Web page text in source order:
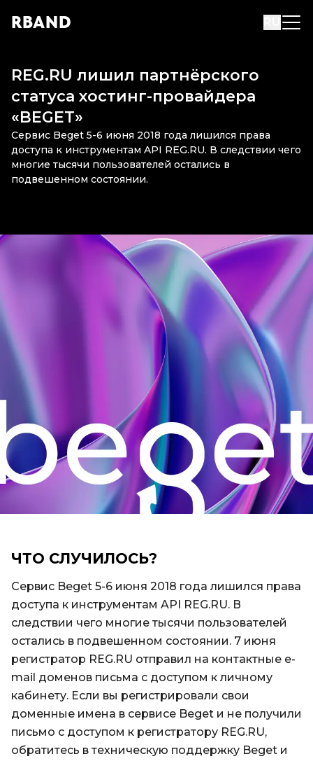
RBAND
REG.RU лишил партнёрского
статуса хостинг-провайдера
«BEGET»
Сервис Beget 5-6 июня 2018 года лишился права
доступа к инструментам API REG.RU. В следствии чего
многие тысячи пользователей остались в
подвешенном состоянии.
ЧТО СЛУЧИЛОСЬ?
Сервис Beget 5-6 июня 2018 года лишился права
доступа к инструментам API REG.RU. В
следствии чего многие тысячи пользователей
остались в подвешенном состоянии. 7 июня
регистратор REG.RU отправил на контактные e-
mail доменов письма с доступом к личному
кабинету. Если вы регистрировали свои
доменные имена в сервисе Beget и не получили
письмо с доступом к регистратору REG.RU,
обратитесь в техническую поддержку Beget и